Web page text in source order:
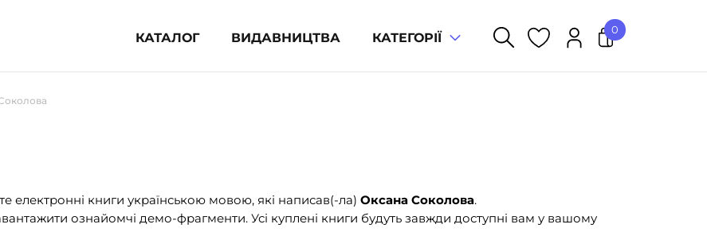
КАТАЛОГ ВИДАВНИЦТВА КАТЕГОРІЇ
література (1854)
популярна література (1015)
0
У кошику немає товарів.
електронні книги українською мовою, які написав(-ла) Оксана Соколова.
ознайомчі демо-фрагменти. Усі куплені книги будуть завжди доступні вам у вашому